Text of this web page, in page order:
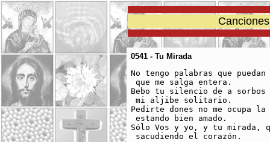
0541 - Tu Mirada
No tengo palabras que
que me salga entera.
Bebo tu silencio de a sorbos
mi aljibe solitario.
Pedirte dones no me ocupa
estando bien amado.
Sólo Vos y yo, y tu mirada,
sacudiendo el corazón.